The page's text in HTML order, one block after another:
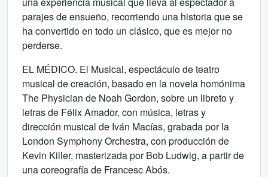
parajes de ensueño, recorriendo una historia que se
ha convertido en todo un clásico, que es mejor no
perderse.
EL MÉDICO. El Musical, espectáculo de teatro
musical de creación, basado en la novela homónima
The Physician de Noah Gordon, sobre un libreto y
letras de Félix Amador, con música, letras y
dirección musical de Iván Macías, grabada por la
London Symphony Orchestra, con producción de
Kevin Killer, masterizada por Bob Ludwig, a partir de
una coreografía de Francesc Abós.